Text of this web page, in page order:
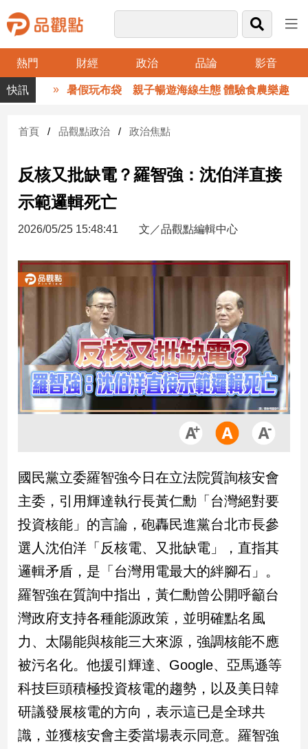
熱門 財經 政治 品論 影音
品
觀
財
台
財
新
產
經/
股
市
房
地
產
品
政
治
政
治
焦
觀
點
民
調
國
會
焦
點
暑假玩布袋 親子暢遊海線生態 體驗食農樂趣
首頁 品觀點政治 政治焦點
反核又批缺電？羅智強：沈伯洋直接
示範邏輯死亡
2026/05/25 15:48:41 文／品觀點編輯中心
國民黨立委羅智強今日在立法院質詢核安會
主委，引用輝達執行長黃仁勳「台灣絕對要
投資核能」的言論，砲轟民進黨台北市長參
選人沈伯洋「反核電、又批缺電」，直指其
邏輯矛盾，是「台灣用電最大的絆腳石」。
羅智強在質詢中指出，黃仁勳曾公開呼籲台
灣政府支持各種能源政策，並明確點名風
力、太陽能與核能三大來源，強調核能不應
被污名化。他援引輝達、Google、亞馬遜等
科技巨頭積極投資核電的趨勢，以及美日韓
研議發展核電的方向，表示這已是全球共
識，並獲核安會主委當場表示同意。羅智強